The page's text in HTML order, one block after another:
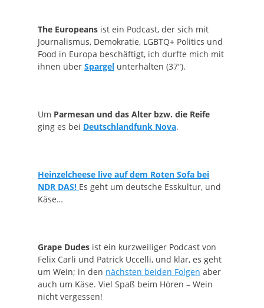
The Europeans ist ein Podcast, der sich mit
Journalismus, Demokratie, LGBTQ+ Politics und
Food in Europa beschäftigt, ich durfte mich mit
ihnen über Spargel unterhalten (37“).
Um Parmesan und das Alter bzw. die Reife
ging es bei Deutschlandfunk Nova.
Heinzelcheese live auf dem Roten Sofa bei
NDR DAS! Es geht um deutsche Esskultur, und
Käse…
Grape Dudes ist ein kurzweiliger Podcast von
Felix Carli und Patrick Uccelli, und klar, es geht
um Wein; in den nächsten beiden Folgen aber
auch um Käse. Viel Spaß beim Hören – Wein
nicht vergessen!